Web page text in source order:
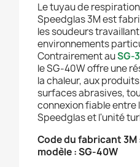
Le tuyau de
Speedglas 3M est
les soudeurs
environnements
Contrairement auSG-
le SG-40W offre une
la chaleur, aux
surfaces abrasives,
connexion fiable entre
Speedglas et l'unité
Code du fabricant 3M
modèle : SG-40W